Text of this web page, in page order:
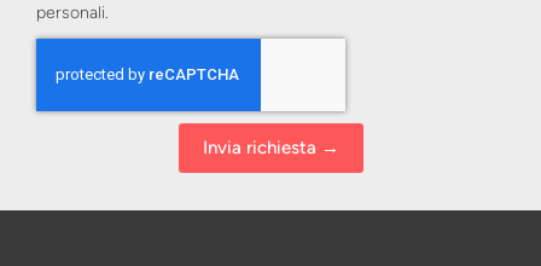
personali.
Invia richiesta →